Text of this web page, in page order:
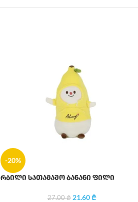
-20%
რბილი სათამაშო ბანანი ფილი
27.00₾ 21.60₾